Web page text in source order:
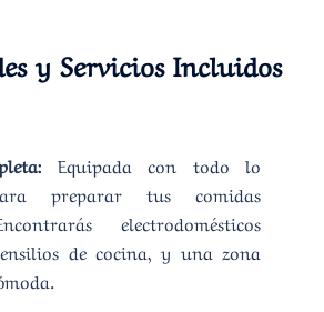
y Servicios Incluidos
Equipada con todo lo
preparar tus comidas
electrodomésticos
de cocina, y una zona